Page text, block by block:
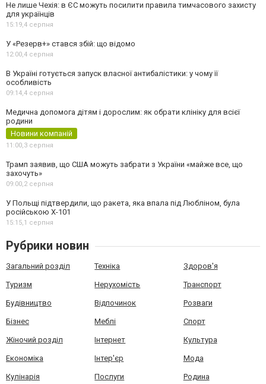
Не лише Чехія: в ЄС можуть посилити правила тимчасового захисту
для українців
15:19,4 серпня
У «Резерв+» стався збій: що відомо
12:00,4 серпня
В Україні готується запуск власної антибалістики: у чому її
особливість
09:14,4 серпня
Медична допомога дітям і дорослим: як обрати клініку для всієї
родини
Новини компаній
11:00,3 серпня
Трамп заявив, що США можуть забрати з України «майже все, що
захочуть»
09:00,2 серпня
У Польщі підтвердили, що ракета, яка впала під Любліном, була
російською Х-101
15:15,1 серпня
Рубрики новин
Загальний розділ Техніка Здоров'я
Туризм Нерухомість Транспорт
Будівництво Відпочинок Розваги
Бізнес Меблі Спорт
Жіночий розділ Інтернет Культура
Економіка Інтер'єр Мода
Кулінарія Послуги Родина